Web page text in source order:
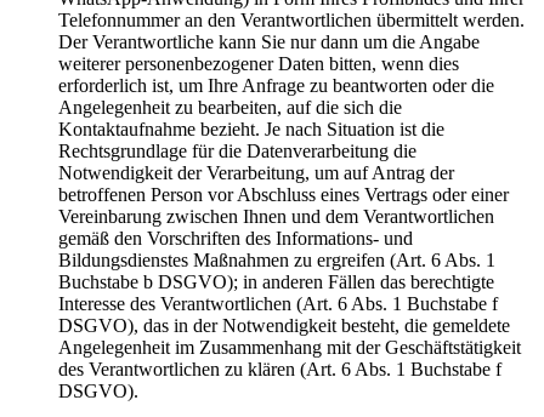
Telefonnummer an den Verantwortlichen übermittelt werden.
Der Verantwortliche kann Sie nur dann um die Angabe
weiterer personenbezogener Daten bitten, wenn dies
erforderlich ist, um Ihre Anfrage zu beantworten oder die
Angelegenheit zu bearbeiten, auf die sich die
Kontaktaufnahme bezieht. Je nach Situation ist die
Rechtsgrundlage für die Datenverarbeitung die
Notwendigkeit der Verarbeitung, um auf Antrag der
betroffenen Person vor Abschluss eines Vertrags oder einer
Vereinbarung zwischen Ihnen und dem Verantwortlichen
gemäß den Vorschriften des Informations- und
Bildungsdienstes Maßnahmen zu ergreifen (Art. 6 Abs. 1
Buchstabe b DSGVO); in anderen Fällen das berechtigte
Interesse des Verantwortlichen (Art. 6 Abs. 1 Buchstabe f
DSGVO), das in der Notwendigkeit besteht, die gemeldete
Angelegenheit im Zusammenhang mit der Geschäftstätigkeit
des Verantwortlichen zu klären (Art. 6 Abs. 1 Buchstabe f
DSGVO).